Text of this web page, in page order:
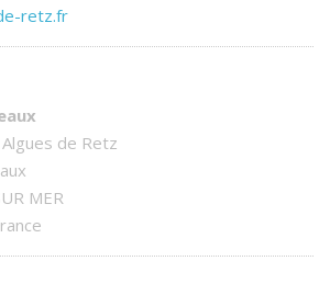
retz.fr
de Retz
MER